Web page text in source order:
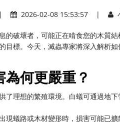
2026-02-08 15:53:57 |
的破壞者，可能正在啃食您的木質
目標。今天，滅蟲專家將深入解析
何更嚴重？
了理想的繁殖環境。白蟻可通過地
現蟻路或木材變形時，損害可能已擴